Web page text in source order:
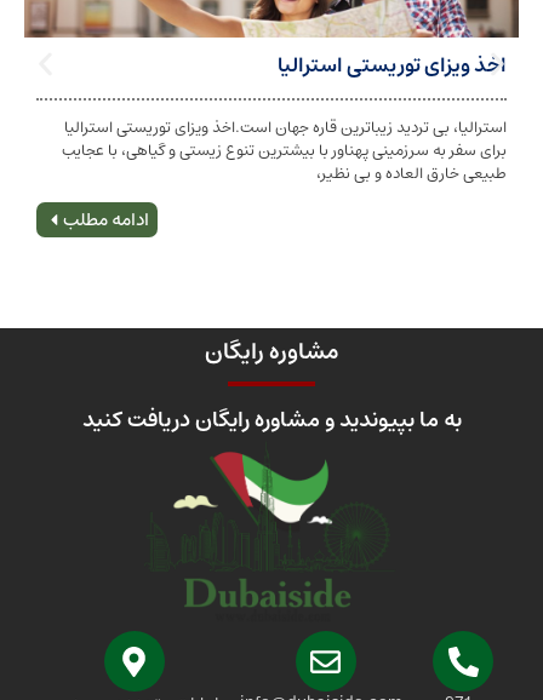
توریستی استرالیا
تردید زیباترین قاره جهان است.اخذ ویزای توریستی استرالیا
سرزمینی پهناور با بیشترین تنوع زیستی و گیاهی، با عجایب
العاده و بی نظیر،
تابعیت و اخذ
شخص به دولت
مشاوره رایگان
بپیوندید و مشاوره رایگان دریافت کنید